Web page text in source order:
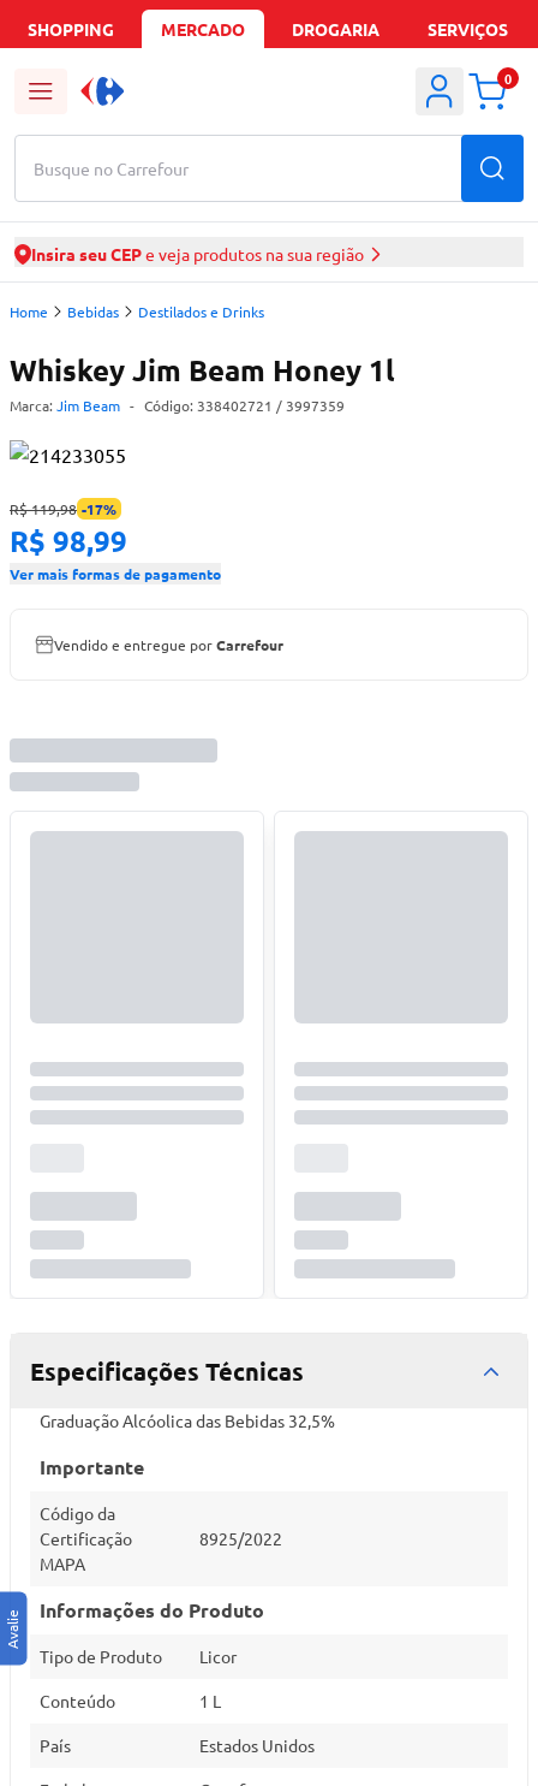
SHOPPING MERCADO DROGARIA SERVIÇOS
Busque no Carrefour
0
Insira seu CEPe veja produtos na sua região
Home Bebidas Destilados e Drinks
Whiskey Jim Beam Honey 1l
Marca: Jim Beam - Código: 338402721 / 3997359
R$ 119,98 -17%
R$ 98,99
Ver mais formas de pagamento
Vendido e entregue porCarrefour
Especificações Técnicas
Graduação Alcóolica das Bebidas 32,5%
Importante
Código da
Certificação
MAPA
8925/2022
Informações do Produto
Tipo de Produto Licor
Conteúdo 1 L
País Estados Unidos